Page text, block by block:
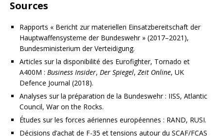
Sources
Rapports « Bericht zur materiellen Einsatzbereitschaft der
Hauptwaffensysteme der Bundeswehr » (2017–2021),
Bundesministerium der Verteidigung.
Articles sur la disponibilité des Eurofighter, Tornado et
A400M : Business Insider, Der Spiegel, Zeit Online, UK
Defence Journal (2018).
Analyses sur la préparation de la Bundeswehr : IISS, Atlantic
Council, War on the Rocks.
Études sur les forces aériennes européennes : RAND, RUSI.
Décisions d’achat de F-35 et tensions autour du SCAF/FCAS